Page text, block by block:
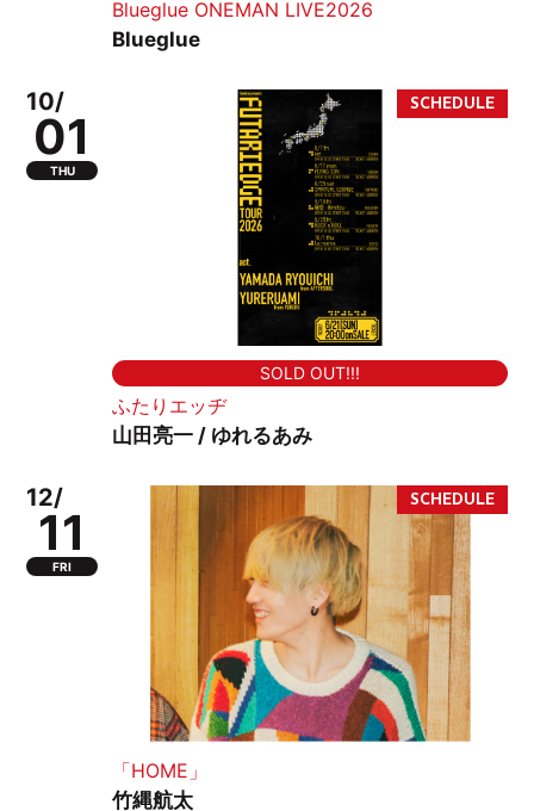
Blueglue ONEMAN LIVE2026
Blueglue
10/
01
THU
SOLD OUT!!!
ふたりエッヂ
山田亮一 / ゆれるあみ
12/
11
FRI
「HOME」
竹縄航太